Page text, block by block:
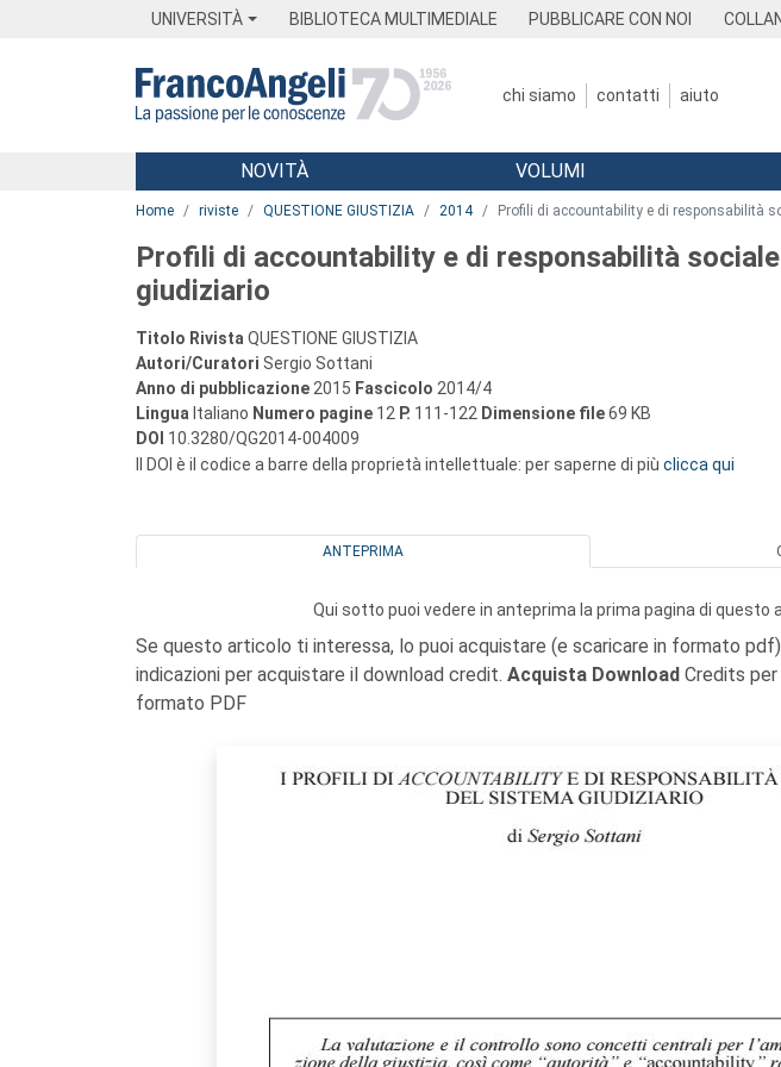
UNIVERSITÀ BIBLIOTECA MULTIMEDIALE PUBBLICARE CON NOI
chi siamo contatti aiuto
Menu
NOVITÀ VOLUMI
Home riviste QUESTIONE GIUSTIZIA 2014 Profili di accountability e di responsabilità
Profili di accountability e di responsabilità
giudiziario
Titolo Rivista QUESTIONE GIUSTIZIA
Autori/Curatori Sergio Sottani
Anno di pubblicazione 2015 Fascicolo 2014/4
Lingua Italiano Numero pagine 12 P. 111-122 Dimensione file69 KB
DOI 10.3280/QG2014-004009
Il DOI è il codice a barre della proprietà intellettuale: per saperne di più clicca qui
ANTEPRIMA
Qui sotto puoi vedere in anteprima la prima pagina di questo
Se questo articolo ti interessa, lo puoi acquistare (e scaricare in formato
indicazioni per acquistare il download credit. Acquista Download Credits
formato PDF